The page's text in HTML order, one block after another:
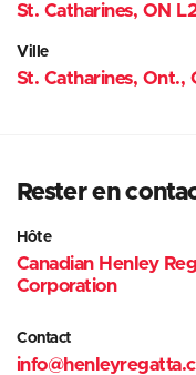
St. Catharines, ON
Ville
St. Catharines, Ont.,
Rester en
Hôte
Canadian Henley
Corporation
Contact